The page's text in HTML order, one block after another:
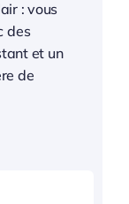
: vous
des
et un
de